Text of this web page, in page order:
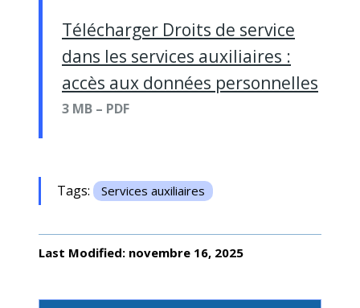
Télécharger Droits de service
dans les services auxiliaires :
accès aux données personnelles
3 MB – PDF
Tags: Services auxiliaires
Last Modified: novembre 16, 2025